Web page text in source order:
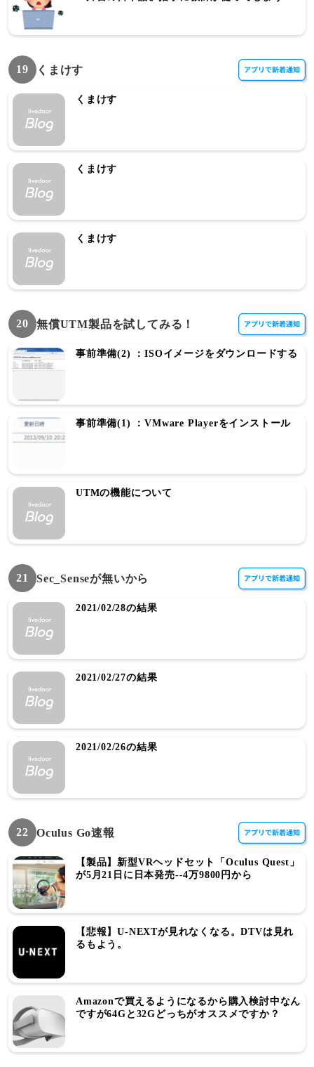
19 くまけす
くまけす
くまけす
くまけす
20 無償UTM製品を試してみる！
事前準備(2) ：ISOイメージをダウンロードする
事前準備(1) ：VMware Playerをインストール
UTMの機能について
21 Sec_Senseが無いから
2021/02/28の結果
2021/02/27の結果
2021/02/26の結果
22 Oculus Go速報
【製品】新型VRヘッドセット「Oculus Quest」
が5月21日に日本発売--4万9800円から
【悲報】U-NEXTが見れなくなる。DTVは見れ
るもよう。
Amazonで買えるようになるから購入検討中なん
ですが64Gと32Gどっちがオススメですか？